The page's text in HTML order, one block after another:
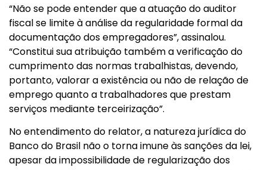
“Não se pode entender que a atuação do auditor
fiscal se limite à análise da regularidade formal da
documentação dos empregadores”, assinalou.
“Constitui sua atribuição também a verificação do
cumprimento das normas trabalhistas, devendo,
portanto, valorar a existência ou não de relação de
emprego quanto a trabalhadores que prestam
serviços mediante terceirização”.
No entendimento do relator, a natureza jurídica do
Banco do Brasil não o torna imune às sanções da lei,
apesar da impossibilidade de regularização dos